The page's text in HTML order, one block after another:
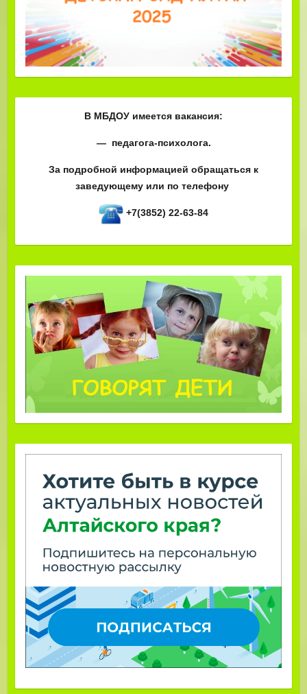
В МБДОУ имеется вакансия:
— педагога-психолога.
За подробной информацией обращаться к
заведующему или по телефону
+7(3852) 22-63-84